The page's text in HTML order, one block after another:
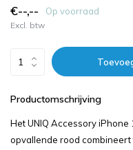
€--,-- Op voorraad
Excl. btw
Productomschrijving
Het UNIQ Accessory
opvallende rood